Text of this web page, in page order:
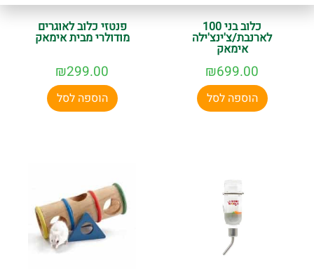
כלוב בני 100
לארנבת/צ'ינצ'ילה
אימאק
₪699.00
הוספה לסל
פנטזי כלוב לאוגרים
מודולרי מבית אימאק
₪299.00
הוספה לסל